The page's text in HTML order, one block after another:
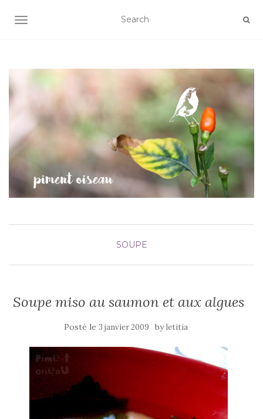
AFFICHER/MASQUER LA NAVIGATION
SOUPE
Soupe miso au saumon et aux algues
Posté le 3 janvier 2009 byletitia